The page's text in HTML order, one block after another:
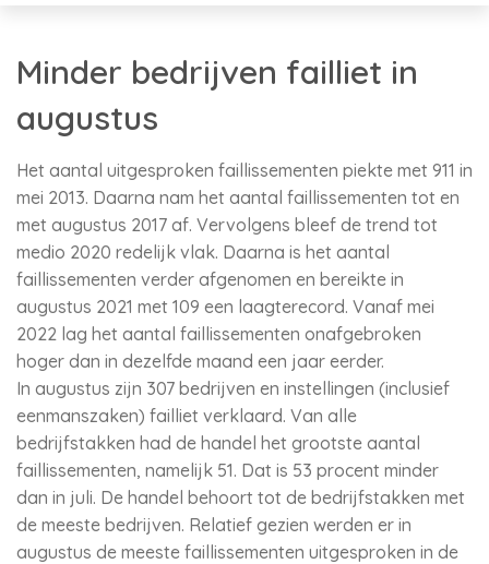
Minder bedrijven failliet in
augustus
Het aantal uitgesproken faillissementen piekte met 911 in
mei 2013. Daarna nam het aantal faillissementen tot en
met augustus 2017 af. Vervolgens bleef de trend tot
medio 2020 redelijk vlak. Daarna is het aantal
faillissementen verder afgenomen en bereikte in
augustus 2021 met 109 een laagterecord. Vanaf mei
2022 lag het aantal faillissementen onafgebroken
hoger dan in dezelfde maand een jaar eerder.
In augustus zijn 307 bedrijven en instellingen (inclusief
eenmanszaken) failliet verklaard. Van alle
bedrijfstakken had de handel het grootste aantal
faillissementen, namelijk 51. Dat is 53 procent minder
dan in juli. De handel behoort tot de bedrijfstakken met
de meeste bedrijven. Relatief gezien werden er in
augustus de meeste faillissementen uitgesproken in de